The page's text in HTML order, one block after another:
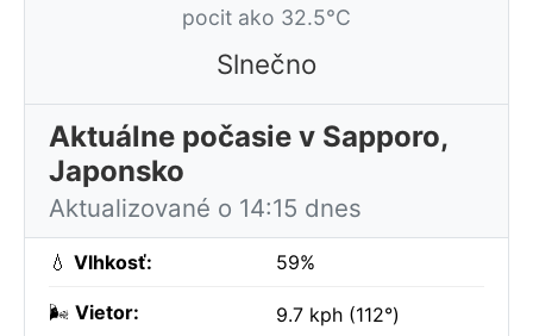
pocit ako 32.5°C
Slnečno
Aktuálne počasie v Sapporo,
Japonsko
Aktualizované o 14:15 dnes
💧 Vlhkosť: 59%
🌬️ Vietor: 9.7 kph (112°)